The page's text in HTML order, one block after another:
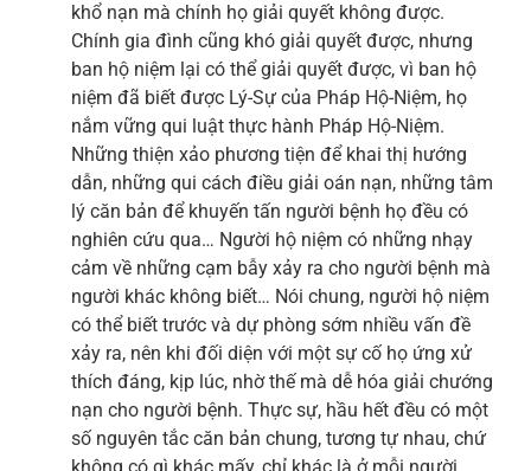
khổ nạn mà chính họ giải quyết không được.
Chính gia đình cũng khó giải quyết được, nhưng
ban hộ niệm lại có thể giải quyết được, vì ban hộ
niệm đã biết được Lý-Sự của Pháp Hộ-Niệm, họ
nắm vững qui luật thực hành Pháp Hộ-Niệm.
Những thiện xảo phương tiện để khai thị hướng
dẫn, những qui cách điều giải oán nạn, những tâm
lý căn bản để khuyến tấn người bệnh họ đều có
nghiên cứu qua… Người hộ niệm có những nhạy
cảm về những cạm bẫy xảy ra cho người bệnh mà
người khác không biết… Nói chung, người hộ niệm
có thể biết trước và dự phòng sớm nhiều vấn đề
xảy ra, nên khi đối diện với một sự cố họ ứng xử
thích đáng, kịp lúc, nhờ thế mà dễ hóa giải chướng
nạn cho người bệnh. Thực sự, hầu hết đều có một
số nguyên tắc căn bản chung, tương tự nhau, chứ